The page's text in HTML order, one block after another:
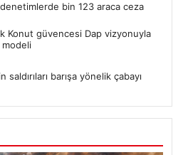
bin 123 araca ceza
Konut güvencesi Dap vizyonuyla
barışa yönelik çabayı